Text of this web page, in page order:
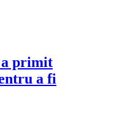
primit
a fi